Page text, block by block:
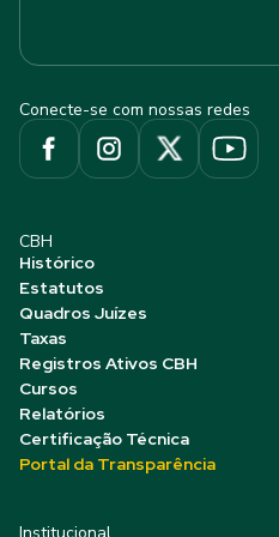
Conecte-se com nossas redes
CBH
Histórico
Estatutos
Quadros Juízes
Taxas
Registros Ativos CBH
Cursos
Relatórios
Certificação Técnica
Portal da Transparência